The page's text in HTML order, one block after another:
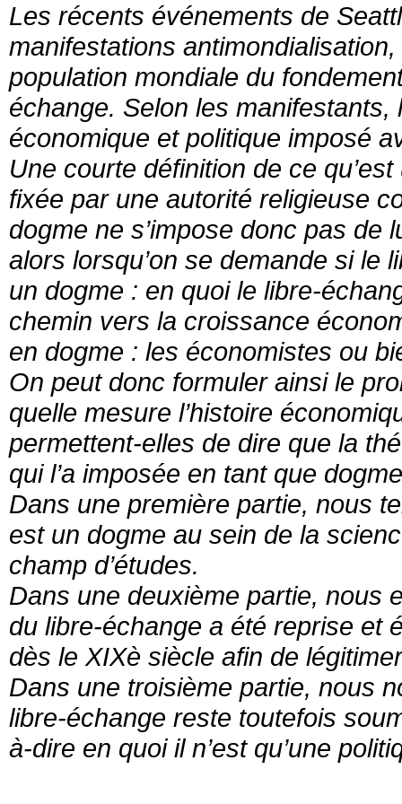
Les récents événements de
manifestations
population mondiale du
échange. Selon les
économique et politique imposé
Une courte définition de ce
fixée par une autorité religieuse
dogme ne s’impose donc pas
alors lorsqu’on se demande si le
un dogme : en quoi le libre-
chemin vers la croissance
en dogme : les économistes ou
On peut donc formuler ainsi le
quelle mesure l’histoire
permettent-elles de dire que la
qui l’a imposée en tant que
Dans une première partie, nous
est un dogme au sein de la
champ d’études.
Dans une deuxième partie, nous
du libre-échange a été reprise et
dès le XIXè siècle afin de
Dans une troisième partie, nous
libre-échange reste toutefois
à-dire en quoi il n’est qu’une